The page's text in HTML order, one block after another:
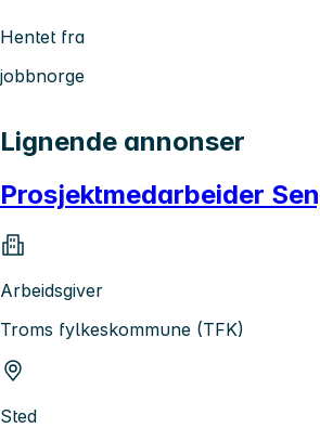
Hentet fra
jobbnorge
Lignende annonser
Prosjektmedarbeider
Arbeidsgiver
Troms fylkeskommune (TFK)
Sted